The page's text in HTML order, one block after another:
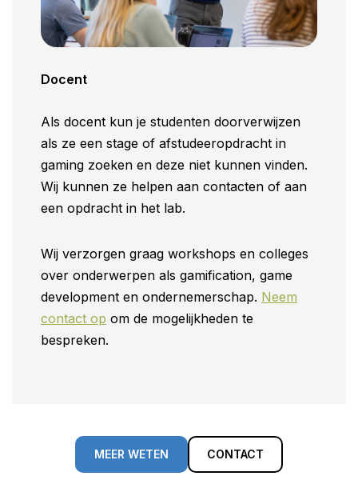
Docent
Als docent kun je studenten doorverwijzen
als ze een stage of afstudeeropdracht in
gaming zoeken en deze niet kunnen vinden.
Wij kunnen ze helpen aan contacten of aan
een opdracht in het lab.
Wij verzorgen graag workshops en colleges
over onderwerpen als gamification, game
development en ondernemerschap. Neem
contact op om de mogelijkheden te
bespreken.
MEER WETEN CONTACT